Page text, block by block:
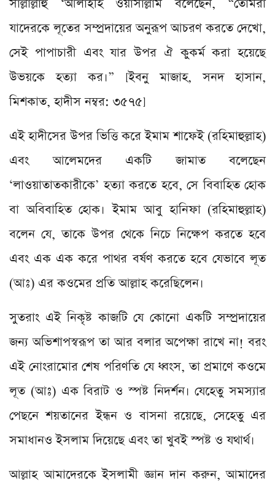
সাল্লাল্লাহু ‘আলাইহি ওয়াসাল্লাম বলেছেন, “তোমরা
যাদেরকে লূতের সম্প্রদায়ের অনুরূপ আচরণ করতে দেখো,
সেই পাপাচারী এবং যার উপর ঐ কুকর্ম করা হয়েছে
উভয়কে হত্যা কর।” [ইবনু মাজাহ, সনদ হাসান,
মিশকাত, হাদীস নম্বর: ৩৫৭৫]
এই হাদীসের উপর ভিত্তি করে ইমাম শাফেই (রহিমাহুল্লাহ)
এবং আলেমদের একটি জামাত বলেছেন
‘লাওয়াতাতকারীকে’ হত্যা করতে হবে, সে বিবাহিত হোক
বা অবিবাহিত হোক। ইমাম আবু হানিফা (রহিমাহুল্লাহ)
বলেন যে, তাকে উপর থেকে নিচে নিক্ষেপ করতে হবে
এবং এক এক করে পাথর বর্ষণ করতে হবে যেভাবে লূত
(আঃ) এর কওমের প্রতি আল্লাহ করেছিলেন।
সুতরাং এই নিকৃষ্ট কাজটি যে কোনো একটি সম্প্রদায়ের
জন্য অভিশাপস্বরূপ তা আর বলার অপেক্ষা রাখে না! বরং
এই নোংরামোর শেষ পরিণতি যে ধ্বংস, তা প্রমাণে কওমে
লূত (আঃ) এক বিরাট ও স্পষ্ট নিদর্শন। যেহেতু সমস্যার
পেছনে শয়তানের ইন্ধন ও বাসনা রয়েছে, সেহেতু এর
সমাধানও ইসলাম দিয়েছে এবং তা খুবই স্পষ্ট ও যথার্থ।
আল্লাহ আমাদেরকে ইসলামী জ্ঞান দান করুন, আমাদের